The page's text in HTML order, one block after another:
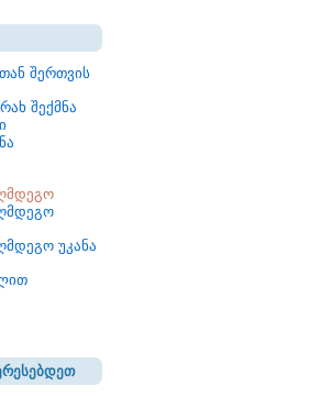
შერთვის
შექმნა
უკანა